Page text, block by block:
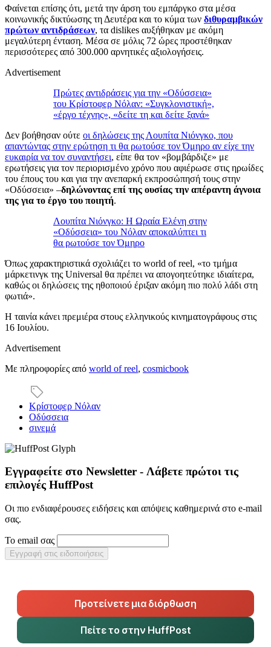
Φαίνεται επίσης ότι, μετά την άρση του εμπάργκο στα μέσα
κοινωνικής δικτύωσης τη Δευτέρα και το κύμα των διθυραμβικών
πρώτων αντιδράσεων, τα dislikes αυξήθηκαν με ακόμη
μεγαλύτερη ένταση. Μέσα σε μόλις 72 ώρες προστέθηκαν
περισσότερες από 300.000 αρνητικές αξιολογήσεις.
Advertisement
Πρώτες αντιδράσεις για την «Οδύσσεια»
του Κρίστοφερ Νόλαν: «Συγκλονιστική»,
«έργο τέχνης», «δείτε τη και δείτε ξανά»
Δεν βοήθησαν ούτε οι δηλώσεις της Λουπίτα Νιόνγκο, που
απαντώντας στην ερώτηση τι θα ρωτούσε τον Όμηρο αν είχε την
ευκαιρία να τον συναντήσει, είπε θα τον «βομβάρδιζε» με
ερωτήσεις για τον περιορισμένο χρόνο που αφιέρωσε στις ηρωίδες
του έπους του και για την ανεπαρκή εκπροσώπησή τους στην
«Οδύσσεια» –δηλώνοντας επί της ουσίας την απέραντη άγνοια
της για το έργο του ποιητή.
Λουπίτα Νιόνγκο: Η Ωραία Ελένη στην
«Οδύσσεια» του Νόλαν αποκαλύπτει τι
θα ρωτούσε τον Όμηρο
Όπως χαρακτηριστικά σχολιάζει το world of reel, «το τμήμα
μάρκετινγκ της Universal θα πρέπει να απογοητεύτηκε ιδιαίτερα,
καθώς οι δηλώσεις της ηθοποιού έριξαν ακόμη πιο πολύ λάδι στη
φωτιά».
Η ταινία κάνει πρεμιέρα στους ελληνικούς κινηματογράφους στις
16 Ιουλίου.
Advertisement
Με πληροφορίες από world of reel, cosmicbook
Κρίστοφερ Νόλαν
Οδύσσεια
σινεμά
Εγγραφείτε στο Newsletter - Λάβετε πρώτοι τις
επιλογές HuffPost
Οι πιο ενδιαφέρουσες ειδήσεις και απόψεις καθημερινά στο e-mail
σας.
Το email σας
Εγγραφή στις ειδοποιήσεις
Προτείνετε μια διόρθωση
Πείτε το στην HuffPost